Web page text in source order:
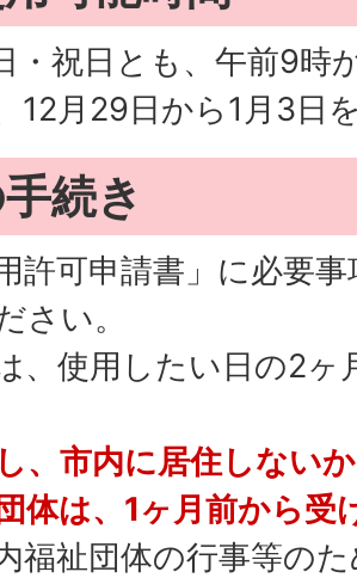
・祝日とも、午前9時
12月29日から1月3日
続き
用許可申請書」に必要
さい。
、使用したい日の2ヶ
、市内に居住しない
体は、1ヶ月前から受
内福祉団体の行事等の